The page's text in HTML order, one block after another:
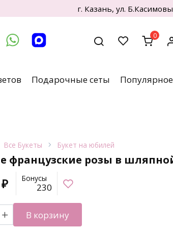
г. Казань, ул.
0
Подарочные сеты Популярное
Все Букеты Букет на юбилей
французские розы в
₽ Бонусы
230
В корзину